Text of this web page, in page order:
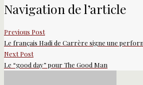
Navigation de l’article
Previous Post
Le français Hadi de Carrère signe une
Next Post
Le “good day” pour The Good Man